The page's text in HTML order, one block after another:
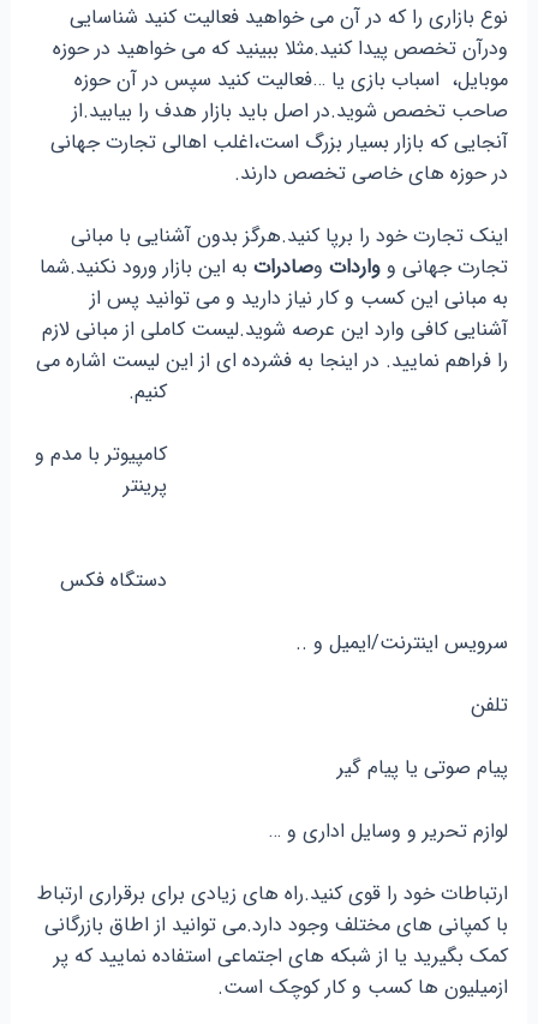
نوع بازاری را که در آن می خواهید فعالیت کنید شناسایی
ودرآن تخصص پیدا کنید.مثلا ببینید که می خواهید در حوزه
موبایل، اسباب بازی یا …فعالیت کنید سپس در آن حوزه
صاحب تخصص شوید.در اصل باید بازار هدف را بیابید.از
آنجایی که بازار بسیار بزرگ است،اغلب اهالی تجارت جهانی
در حوزه های خاصی تخصص دارند.
اینک تجارت خود را برپا کنید.هرگز بدون آشنایی با مبانی
تجارت جهانی وواردات وصادرات به این بازار ورود نکنید.شما
به مبانی این کسب و کار نیاز دارید و می توانید پس از
آشنایی کافی وارد این عرصه شوید.لیست کاملی از مبانی لازم
را فراهم نمایید. در اینجا به فشرده ای از این لیست اشاره می
کنیم.
کامپیوتر با مدم و
پرینتر
دستگاه فکس
سرویس اینترنت/ایمیل و ..
تلفن
پیام صوتی یا پیام گیر
لوازم تحریر و وسایل اداری و …
ارتباطات خود را قوی کنید.راه های زیادی برای برقراری ارتباط
با کمپانی های مختلف وجود دارد.می توانید از اطاق بازرگانی
کمک بگیرید یا از شبکه های اجتماعی استفاده نمایید که پر
ازمیلیون ها کسب و کار کوچک است.